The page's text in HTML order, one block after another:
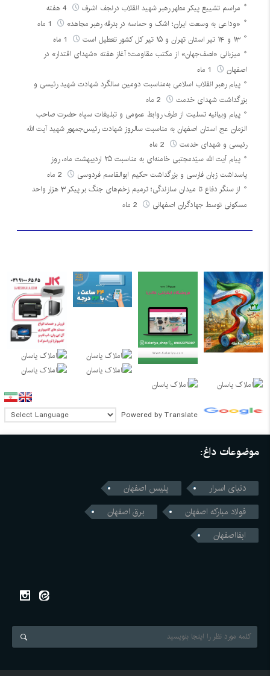
مراسم تشییع پیکر مطهر رهبر شهید انقلاب درنجف اشرف
«وداعی به وسعت ایران؛ اشک و حماسه در بدرقه رهبر مجاهد»
۱۳ و ۱۴ تیر استان تهران و ۱۵ تیر کل کشور تعطیل است
میزبانی «نصف‌جهان» از مکتب مقاومت؛ آغاز هفته «شهدای اقتدار» در
اصفهان
پیام رهبر انقلاب اسلامی به‌مناسبت دومین سالگرد شهادت شهید رئیسی و
بزرگداشت شهدای خدمت
پیام وبیانیه تسلیت از طرف روابط عمومی و تبلیغات سپاه حضرت صاحب
الزمان عج استان اصفهان به مناسبت سالروز شهادت رئیس‌جمهور شهید آیت الله
رئیسی و شهدای خدمت
پیام آیت الله سیّدمجتبی خامنه‌ای به مناسبت ۲۵ اردیبهشت ماه، روز
پاسداشت زبان فارسی و بزرگداشت حکیم ابوالقاسم فردوسی
از سنگر دفاع تا میدان سازندگی؛ ترمیم زخم‌های جنگ بر پیکر ۳ هزار واحد
مسکونی توسط جهادگران اصفهانی
Powered by Translate
موضوعات داغ:
دنیای اسرار
پلیس اصفهان
فولاد مبارکه اصفهان
برق اصفهان
ابفااصفهان